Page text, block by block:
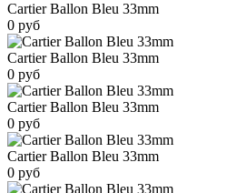
Cartier Ballon Bleu 33mm
0 руб
Cartier Ballon Bleu 33mm
0 руб
Cartier Ballon Bleu 33mm
0 руб
Cartier Ballon Bleu 33mm
0 руб